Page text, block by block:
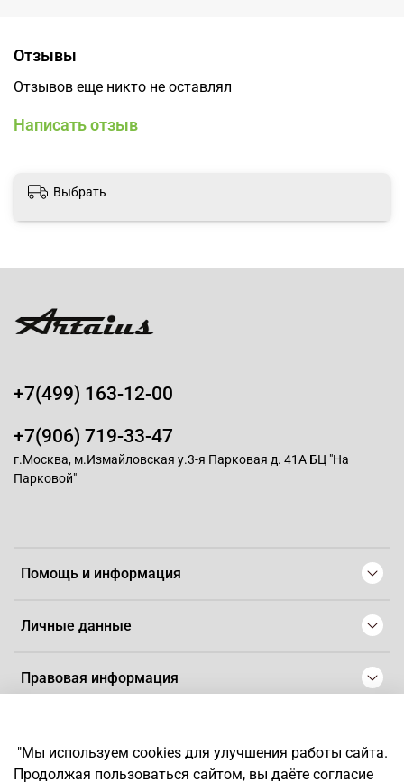
Отзывы
Отзывов еще никто не оставлял
Написать отзыв
Выбрать
Помощь и информация
Личные данные
Правовая информация
+7(499) 163-12-00
+7(906) 719-33-47
г.Москва, м.Измайловская у.3-я Парковая д. 41А БЦ "На
Парковой"
*Любое использование контента без письменного разрешения
"Мы используем cookies для улучшения работы сайта.
Продолжая пользоваться сайтом, вы даёте согласие